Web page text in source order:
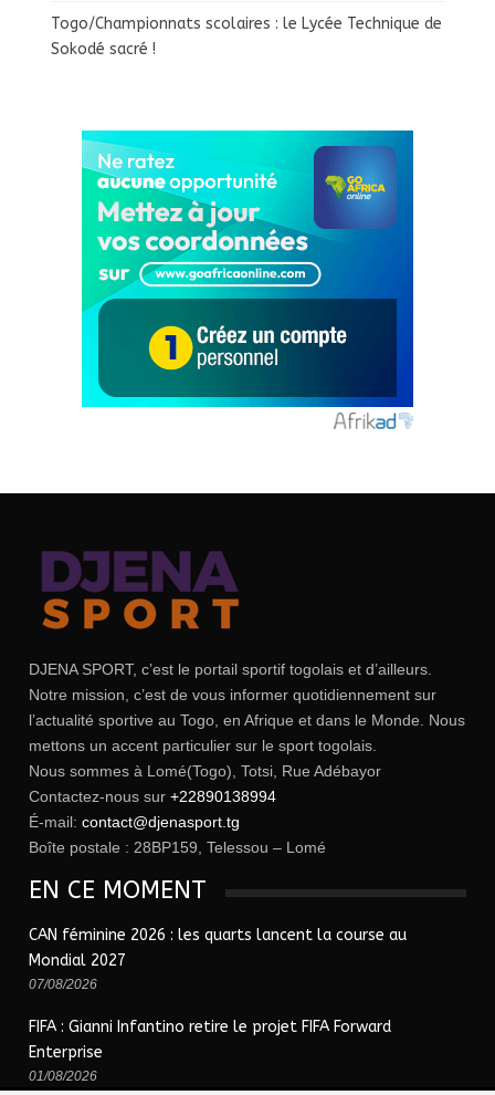
Togo/Championnats scolaires : le Lycée Technique de
Sokodé sacré !
DJENA SPORT, c’est le portail sportif togolais et d’ailleurs.
Notre mission, c’est de vous informer quotidiennement sur
l’actualité sportive au Togo, en Afrique et dans le Monde. Nous
mettons un accent particulier sur le sport togolais.
Nous sommes à Lomé(Togo), Totsi, Rue Adébayor
Contactez-nous sur +22890138994
É-mail: contact@djenasport.tg
Boîte postale : 28BP159, Telessou – Lomé
EN CE MOMENT
CAN féminine 2026 : les quarts lancent la course au
Mondial 2027
07/08/2026
FIFA : Gianni Infantino retire le projet FIFA Forward
Enterprise
01/08/2026